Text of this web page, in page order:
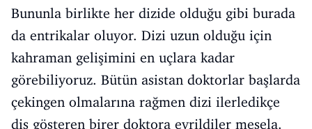
Bununla birlikte her dizide olduğu gibi burada
da entrikalar oluyor. Dizi uzun olduğu için
kahraman gelişimini en uçlara kadar
görebiliyoruz. Bütün asistan doktorlar başlarda
çekingen olmalarına rağmen dizi ilerledikçe
diş gösteren birer doktora evrildiler mesela.